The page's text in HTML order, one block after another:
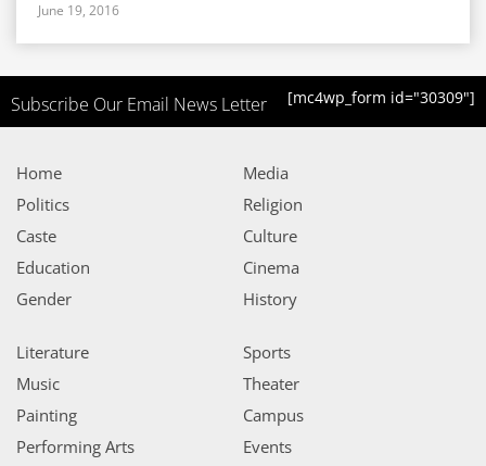
June 19, 2016
Subscribe Our Email News Letter [mc4wp_form id="30309"]
Home
Politics
Caste
Education
Gender
Media
Religion
Culture
Cinema
History
Literature
Music
Painting
Performing Arts
Sports
Theater
Campus
Events